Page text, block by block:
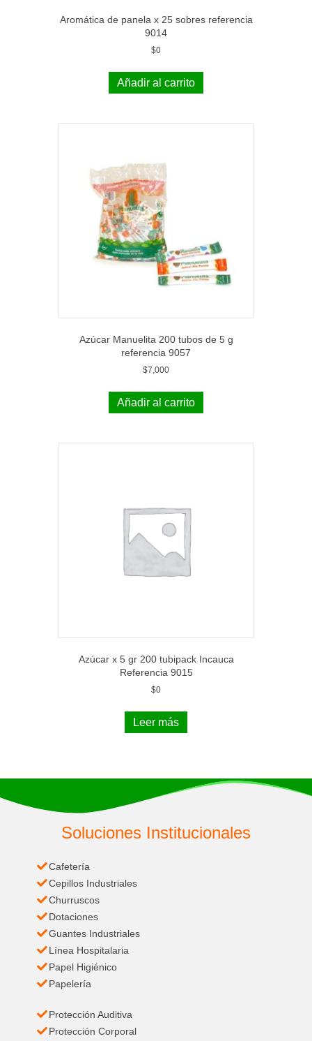
Aromática de panela x 25 sobres referencia
9014
$0
Añadir al carrito
Azúcar Manuelita 200 tubos de 5 g
referencia 9057
$7,000
Añadir al carrito
Azúcar x 5 gr 200 tubipack Incauca
Referencia 9015
$0
Leer más
Soluciones Institucionales
Cafetería
Cepillos Industriales
Churruscos
Dotaciones
Guantes Industriales
Línea Hospitalaria
Papel Higiénico
Papelería
Protección Auditiva
Protección Corporal